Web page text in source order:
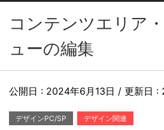
コンテンツエリア
ューの編集
公開日 : 2024年6月13日 / 更新日 :
デザインPC/SP デザイン関連